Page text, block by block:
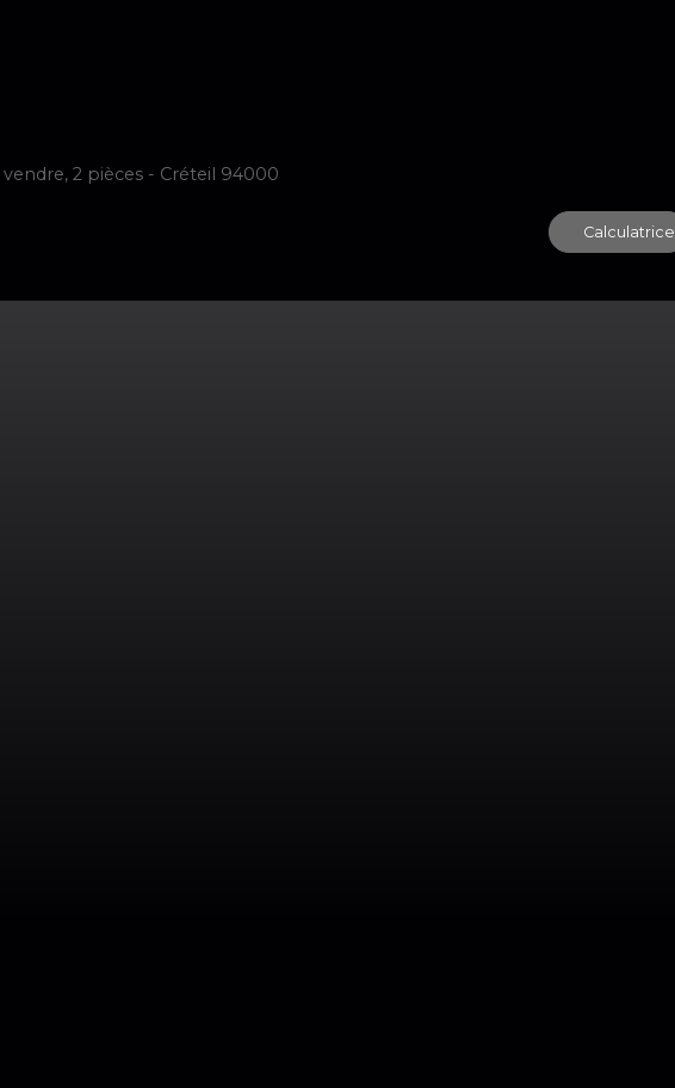
2 pièces - Créteil 94000
Calculatrice